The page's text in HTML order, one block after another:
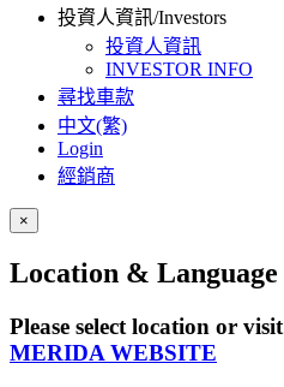
投資人資訊/Investors
投資人資訊
INVESTOR INFO
尋找車款
中文(繁)
Login
經銷商
×
Location & Language
Please select location or visit
MERIDA WEBSITE